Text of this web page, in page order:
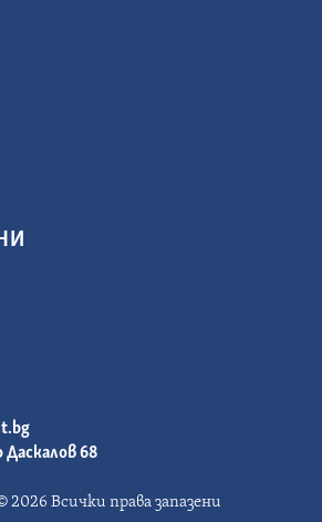
Даскалов 68
2026 Всички права запазени